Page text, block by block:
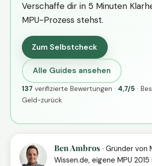
Verschaffe dir in 5 Minuten
MPU-Prozess stehst.
Zum Selbstcheck
Alle Guides ansehen
137 verifizierte Bewertungen · 4,7/5 ·
Geld-zurück
Ben Ambros · Gründer von
Wissen.de, eigene MPU